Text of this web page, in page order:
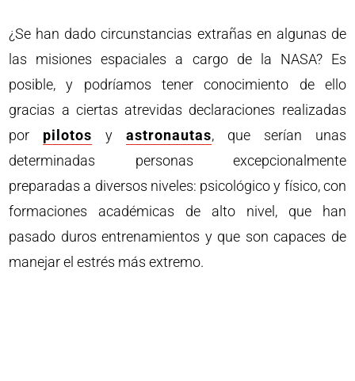
¿Se han dado circunstancias extrañas en algunas de
las misiones espaciales a cargo de la NASA? Es
posible, y podríamos tener conocimiento de ello
gracias a ciertas atrevidas declaraciones realizadas
por pilotos yastronautas, que serían unas
determinadas personas excepcionalmente
preparadas a diversos niveles: psicológico y físico, con
formaciones académicas de alto nivel, que han
pasado duros entrenamientos y que son capaces de
manejar el estrés más extremo.